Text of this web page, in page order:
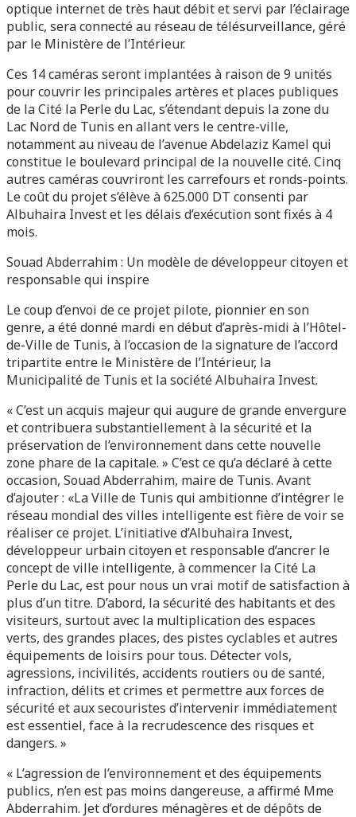
optique internet de très haut débit et servi par l’éclairage
public, sera connecté au réseau de télésurveillance, géré
par le Ministère de l’Intérieur.
Ces 14 caméras seront implantées à raison de 9 unités
pour couvrir les principales artères et places publiques
de la Cité la Perle du Lac, s’étendant depuis la zone du
Lac Nord de Tunis en allant vers le centre-ville,
notamment au niveau de l’avenue Abdelaziz Kamel qui
constitue le boulevard principal de la nouvelle cité. Cinq
autres caméras couvriront les carrefours et ronds-points.
Le coût du projet s’élève à 625.000 DT consenti par
Albuhaira Invest et les délais d’exécution sont fixés à 4
mois.
Souad Abderrahim : Un modèle de développeur citoyen et
responsable qui inspire
Le coup d’envoi de ce projet pilote, pionnier en son
genre, a été donné mardi en début d’après-midi à l’Hôtel-
de-Ville de Tunis, à l’occasion de la signature de l’accord
tripartite entre le Ministère de l’Intérieur, la
Municipalité de Tunis et la société Albuhaira Invest.
« C’est un acquis majeur qui augure de grande envergure
et contribuera substantiellement à la sécurité et la
préservation de l’environnement dans cette nouvelle
zone phare de la capitale. » C’est ce qu’a déclaré à cette
occasion, Souad Abderrahim, maire de Tunis. Avant
d’ajouter : «La Ville de Tunis qui ambitionne d’intégrer le
réseau mondial des villes intelligente est fière de voir se
réaliser ce projet. L’initiative d’Albuhaira Invest,
développeur urbain citoyen et responsable d’ancrer le
concept de ville intelligente, à commencer la Cité La
Perle du Lac, est pour nous un vrai motif de satisfaction à
plus d’un titre. D’abord, la sécurité des habitants et des
visiteurs, surtout avec la multiplication des espaces
verts, des grandes places, des pistes cyclables et autres
équipements de loisirs pour tous. Détecter vols,
agressions, incivilités, accidents routiers ou de santé,
infraction, délits et crimes et permettre aux forces de
sécurité et aux secouristes d’intervenir immédiatement
est essentiel, face à la recrudescence des risques et
dangers. »
« L’agression de l’environnement et des équipements
publics, n’en est pas moins dangereuse, a affirmé Mme
Abderrahim. Jet d’ordures ménagères et de dépôts de